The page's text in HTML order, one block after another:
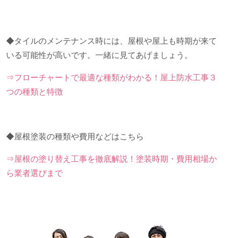
◆タイルのメンテナンス時には、屋根や屋上も時期が来て
いる可能性が高いです。一緒に見てあげましょう。
⇒フローチャートで最適な種類がわかる！屋上防水工事３
つの種類と特徴
◆屋根塗装の種類や費用などはこちら
⇒屋根の塗り替え工事を徹底解説！塗装時期・費用相場か
ら業者選びまで